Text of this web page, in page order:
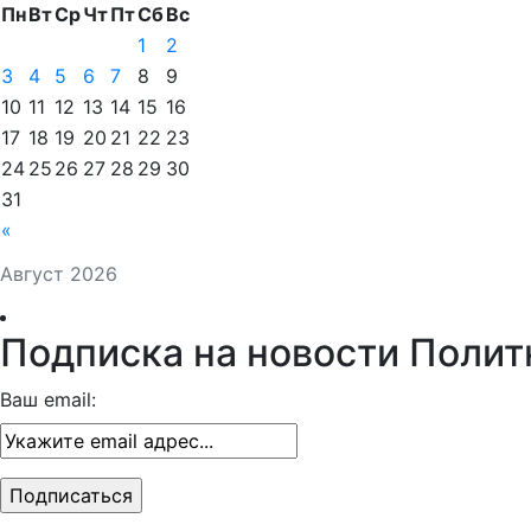
Август 2026
ПнВтСрЧтПтСбВс
«
1
2
3
4 5 6 7 8
9
10 11 12 13 14 15 16
17 18 19 20 21 22 23
24 25 26 27 28 29 30
31
Подписка на новости
Ваш email: